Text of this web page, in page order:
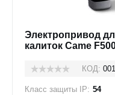
Электропривод
калиток Came
КОД:
Класс защиты IP: 54